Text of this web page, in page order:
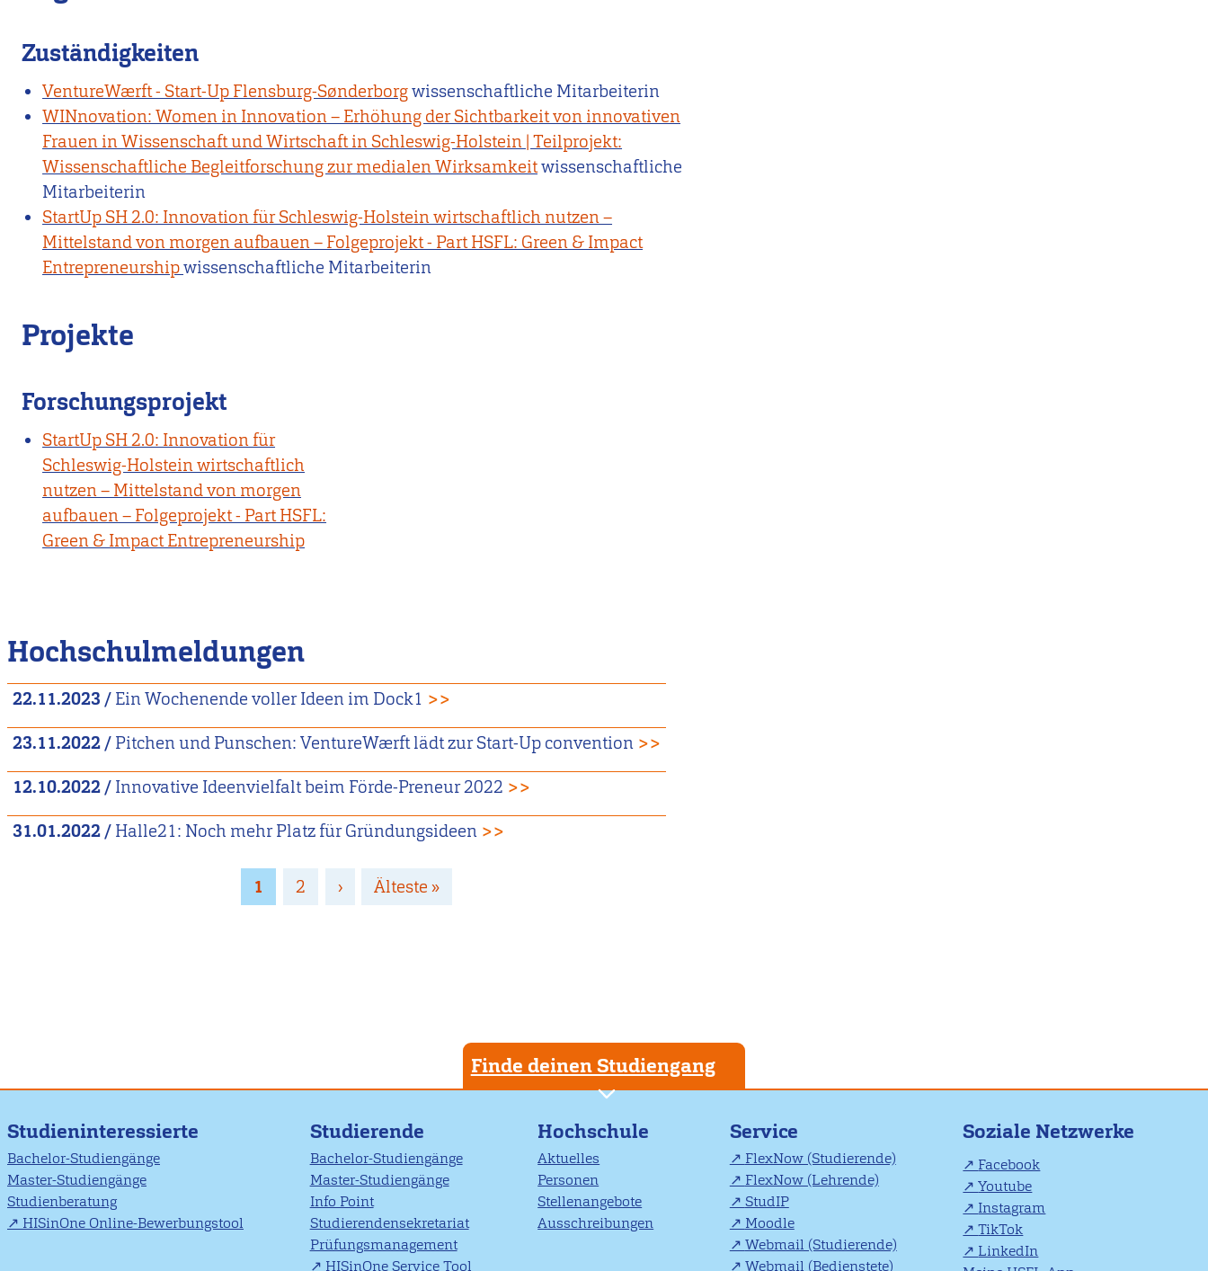
Zuständigkeiten
VentureWærft - Start-Up Flensburg-Sønderborgwissenschaftliche Mitarbeiterin
WINnovation: Women in Innovation – Erhöhung der Sichtbarkeit von innovativen
Frauen in Wissenschaft und Wirtschaft in Schleswig-Holstein | Teilprojekt:
Wissenschaftliche Begleitforschung zur medialen Wirksamkeitwissenschaftliche
Mitarbeiterin
StartUp SH 2.0: Innovation für Schleswig-Holstein wirtschaftlich nutzen –
Mittelstand von morgen aufbauen – Folgeprojekt - Part HSFL: Green & Impact
Entrepreneurshipwissenschaftliche Mitarbeiterin
Projekte
Forschungsprojekt
StartUp SH 2.0: Innovation für
Schleswig-Holstein wirtschaftlich
nutzen – Mittelstand von morgen
aufbauen – Folgeprojekt - Part HSFL:
Green & Impact Entrepreneurship
Hochschulmeldungen
22.11.2023 / Ein Wochenende voller Ideen im Dock1 >>
23.11.2022/ Pitchen und Punschen: VentureWærft lädt zur Start-Up convention >>
12.10.2022/ Innovative Ideenvielfalt beim Förde-Preneur 2022 >>
31.01.2022/ Halle21: Noch mehr Platz für Gründungsideen >>
Page
1 Page
2
Nächste
›
Letzte
Älteste »
Finde deinen Studiengang
Studieninteressierte
Bachelor-Studiengänge
Master-Studiengänge
Studienberatung
HISinOne Online-Bewerbungstool
Studierende
Bachelor-Studiengänge
Master-Studiengänge
Info Point
Studierendensekretariat
Prüfungsmanagement
HISinOne Service Tool
Hochschule
Aktuelles
Personen
Stellenangebote
Ausschreibungen
Service
FlexNow (Studierende)
FlexNow (Lehrende)
StudIP
Moodle
Webmail (Studierende)
Webmail (Bedienstete)
Soziale Netzwerke
Facebook
Youtube
Instagram
TikTok
LinkedIn